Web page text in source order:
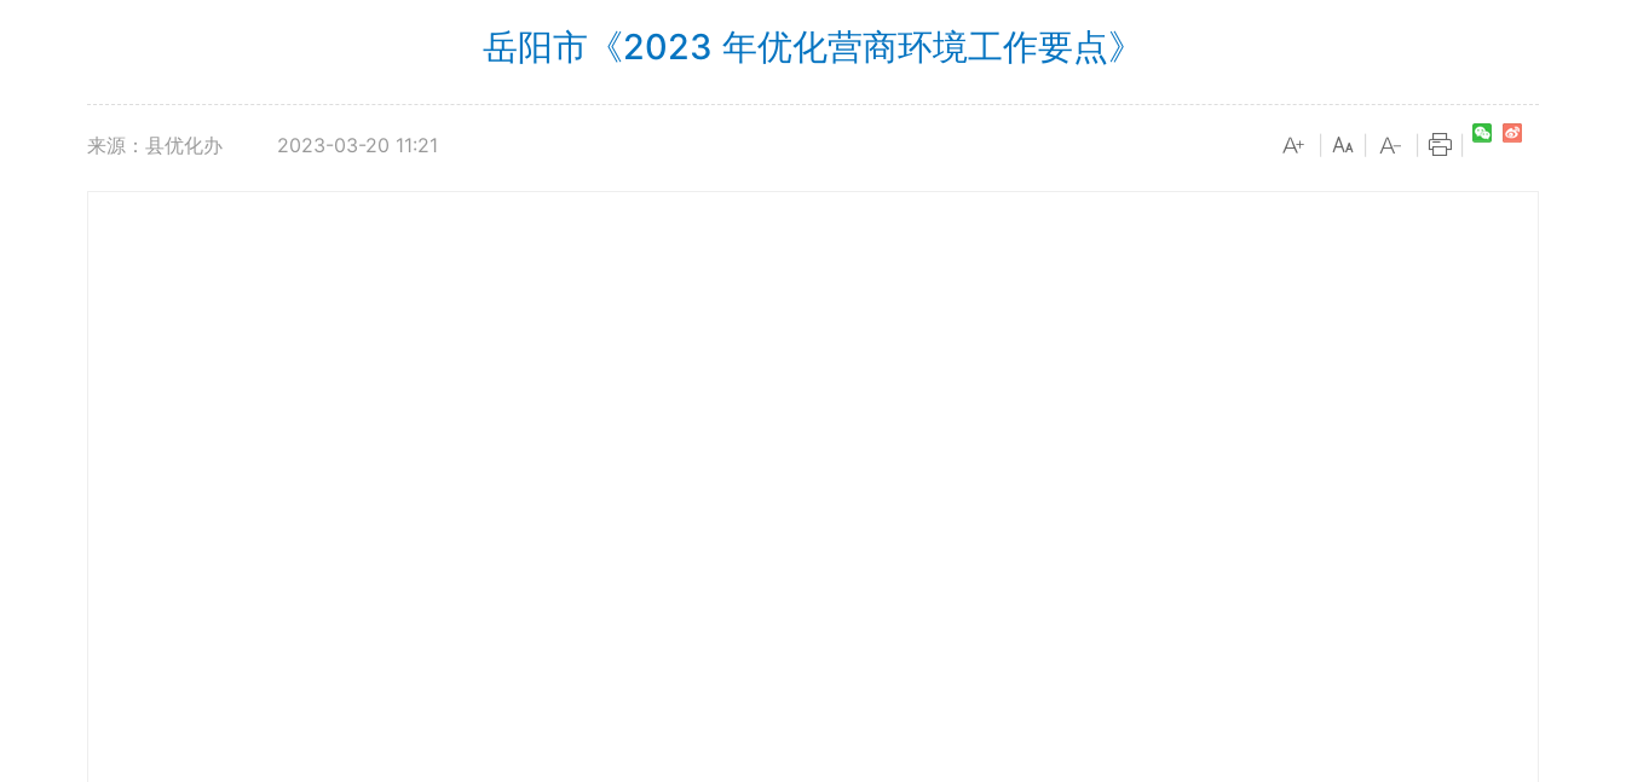
岳阳市《2023 年优化营商环境工作要点》
来源：县优化办 2023-03-20 11:21